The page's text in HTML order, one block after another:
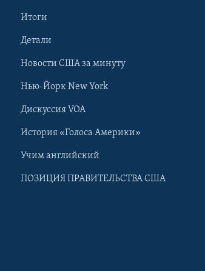
Итоги
Детали
Новости США за минуту
Нью-Йорк New York
Дискуссия VOA
История «Голоса Америки»
Учим английский
ПОЗИЦИЯ ПРАВИТЕЛЬСТВА США